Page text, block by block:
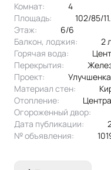
В квартире остается
бренда «Мария»,
встроенный
машина «Miele», 2
Мебель в ванной
натурального камня,
Парковочные места
кладовые помещения.
Комнат:
4
Площадь:
102/85/
Этаж:
6/6
Балкон, лоджия:
Горячая вода:
Перекрытия:
Проект:
улучшенка
Материал стен:
Отопление:
Огороженный двор:
Дата публикации:
№ объявления: